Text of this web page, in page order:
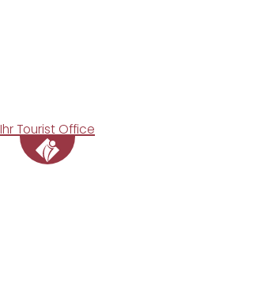
Ihr Tourist Office